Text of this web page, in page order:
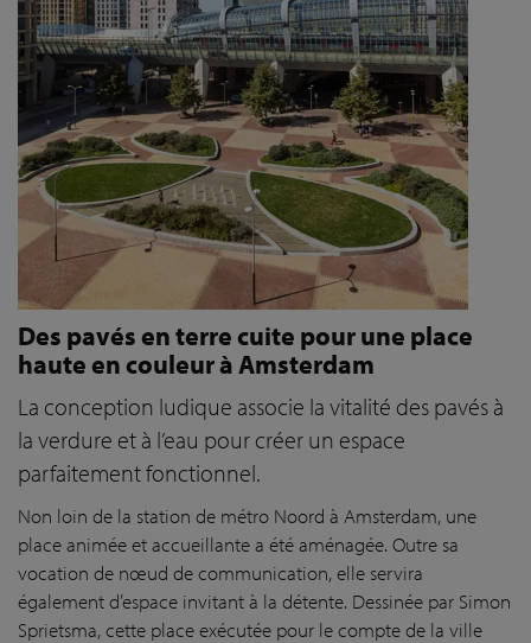
Des pavés en terre cuite pour une place
haute en couleur à Amsterdam
La conception ludique associe la vitalité des pavés à
la verdure et à l’eau pour créer un espace
parfaitement fonctionnel.
Non loin de la station de métro Noord à Amsterdam, une
place animée et accueillante a été aménagée. Outre sa
vocation de nœud de communication, elle servira
également d’espace invitant à la détente. Dessinée par Simon
Sprietsma, cette place exécutée pour le compte de la ville